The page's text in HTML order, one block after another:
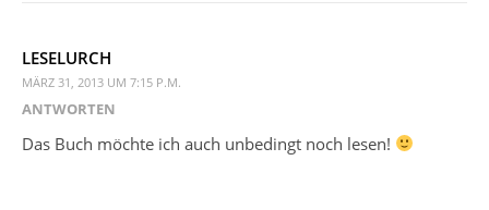
LESELURCH
MÄRZ 31, 2013 UM 7:15 P.M.
ANTWORTEN
Das Buch möchte ich auch unbedingt noch lesen!